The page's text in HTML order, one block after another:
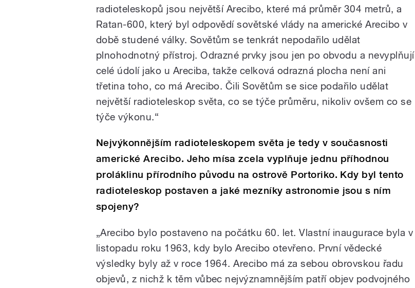
radioteleskopů jsou největší Arecibo, které má průměr 304 metrů, a
Ratan-600, který byl odpovědí sovětské vlády na americké Arecibo v
době studené války. Sovětům se tenkrát nepodařilo udělat
plnohodnotný přístroj. Odrazné prvky jsou jen po obvodu a nevyplňují
celé údolí jako u Areciba, takže celková odrazná plocha není ani
třetina toho, co má Arecibo. Čili Sovětům se sice podařilo udělat
největší radioteleskop světa, co se týče průměru, nikoliv ovšem co se
týče výkonu.“
Nejvýkonnějším radioteleskopem světa je tedy v současnosti
americké Arecibo. Jeho mísa zcela vyplňuje jednu příhodnou
proláklinu přírodního původu na ostrově Portoriko. Kdy byl tento
radioteleskop postaven a jaké mezníky astronomie jsou s ním
spojeny?
„Arecibo bylo postaveno na počátku 60. let. Vlastní inaugurace byla v
listopadu roku 1963, kdy bylo Arecibo otevřeno. První vědecké
výsledky byly až v roce 1964. Arecibo má za sebou obrovskou řadu
objevů, z nichž k těm vůbec nejvýznamnějším patří objev podvojného